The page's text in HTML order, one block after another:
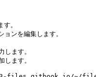
。
ンを編集します。
ます。
ます。